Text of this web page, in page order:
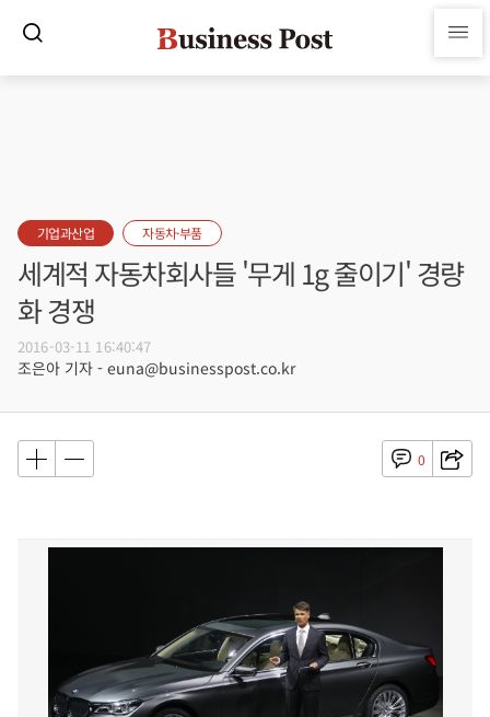
기업과산업 자동차·부품
세계적 자동차회사들 '무게 1g 줄이기' 경량
화 경쟁
2016-03-11 16:40:47
조은아 기자 - euna@businesspost.co.kr
0